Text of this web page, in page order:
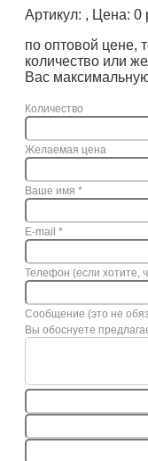
Артикул: , Цена: 0
по оптовой цене,
количество или
Вас максимальную
Количество
Желаемая цена
Ваше имя *
E-mail *
Телефон (если хотите,
Сообщение (это не
Вы обоснуете